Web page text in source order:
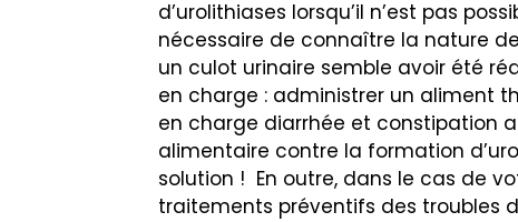
d’urolithiases lorsqu’il n’est pas
nécessaire de connaître la nature
un culot urinaire semble avoir été
en charge : administrer un aliment
en charge diarrhée et constipation
alimentaire contre la formation
solution ! En outre, dans le cas de
traitements préventifs des troubles